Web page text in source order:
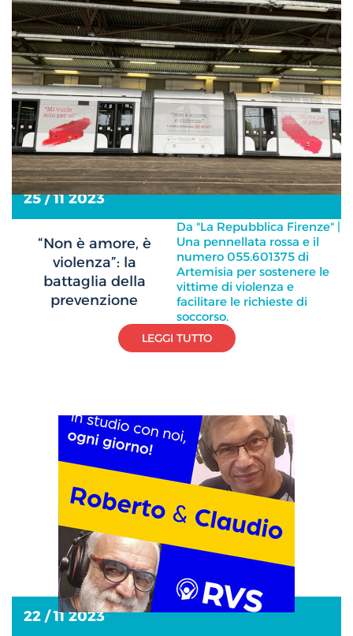
“Non è amore, è
violenza”: la
battaglia della
prevenzione
Da "La Repubblica Firenze" |
Una pennellata rossa e il
numero 055.601375 di
Artemisia per sostenere le
vittime di violenza e
facilitare le richieste di
soccorso.
25 / 11 2023
LEGGI TUTTO
22 / 11 2023